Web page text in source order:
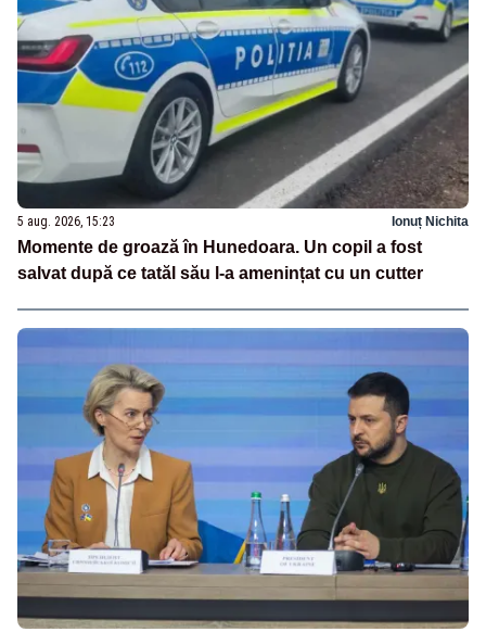
5 aug. 2026, 15:23 Ionuț Nichita
Momente de groază în Hunedoara. Un copil a fost
salvat după ce tatăl său l-a amenințat cu un cutter